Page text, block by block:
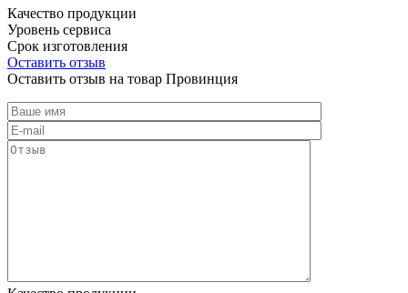
Качество продукции
Уровень сервиса
Срок изготовления
Оставить отзыв
Оставить отзыв на товар Провинция